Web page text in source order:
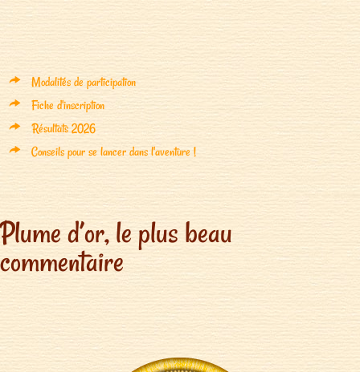
Modalités de participation
Fiche d'inscription
Résultats 2026
Conseils pour se lancer dans l'aventure !
Plume d’or, le plus beau
commentaire